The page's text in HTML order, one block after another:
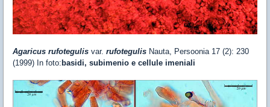
Agaricus rufotegulis var. rufotegulis Nauta, Persoonia 17 (2): 230
(1999) In foto: basidi, subimenio e cellule imeniali